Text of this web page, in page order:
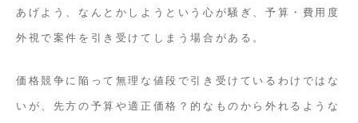
あげよう、なんとかしようという心が騒ぎ、予算・費用度
外視で案件を引き受けてしまう場合がある。
価格競争に陥って無理な値段で引き受けているわけではな
いが、先方の予算や適正価格？的なものから外れるような